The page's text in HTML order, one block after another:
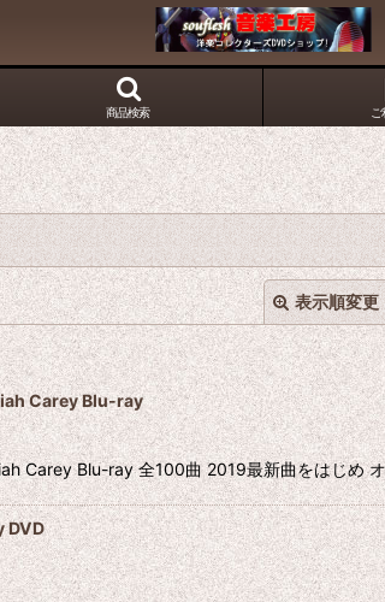
商品検索
表示順変更
絞り込む
Carey Blu-ray
Carey Blu-ray 全100曲 2019最新曲をはじめ
DVD